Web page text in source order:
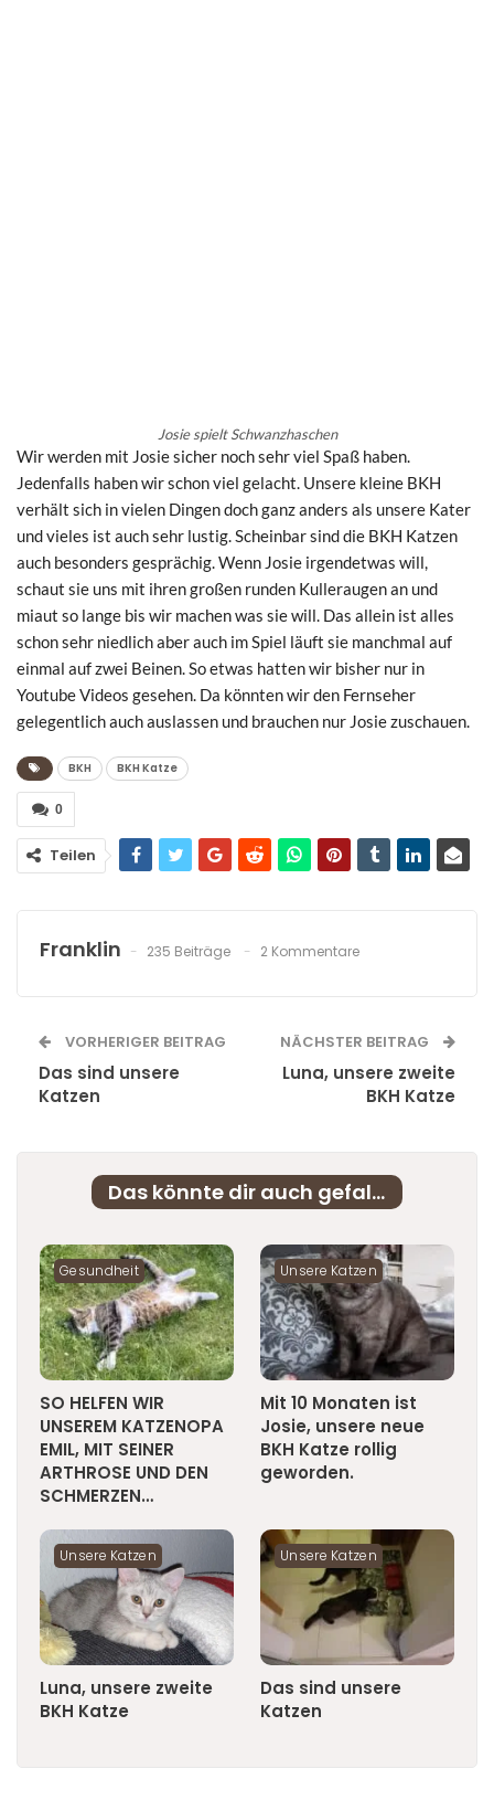
Josie spielt Schwanzhaschen
Wir werden mit Josie sicher noch sehr viel Spaß haben.
Jedenfalls haben wir schon viel gelacht. Unsere kleine BKH
verhält sich in vielen Dingen doch ganz anders als unsere Kater
und vieles ist auch sehr lustig. Scheinbar sind die BKH Katzen
auch besonders gesprächig. Wenn Josie irgendetwas will,
schaut sie uns mit ihren großen runden Kulleraugen an und
miaut so lange bis wir machen was sie will. Das allein ist alles
schon sehr niedlich aber auch im Spiel läuft sie manchmal auf
einmal auf zwei Beinen. So etwas hatten wir bisher nur in
Youtube Videos gesehen. Da könnten wir den Fernseher
gelegentlich auch auslassen und brauchen nur Josie zuschauen.
BKH BKH Katze
0
Teilen
Franklin 235 Beiträge 2 Kommentare
VORHERIGER BEITRAG
Das sind unsere
Katzen
NÄCHSTER BEITRAG
Luna, unsere zweite
BKH Katze
Das könnte dir auch gefallen
Gesundheit
SO HELFEN WIR
UNSEREM KATZENOPA
EMIL, MIT SEINER
ARTHROSE UND DEN
SCHMERZEN…
Unsere Katzen
Mit 10 Monaten ist
Josie, unsere neue
BKH Katze rollig
geworden.
Unsere Katzen
Luna, unsere zweite
BKH Katze
Unsere Katzen
Das sind unsere
Katzen